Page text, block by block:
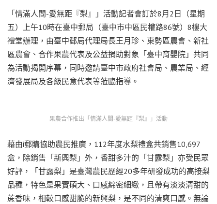
「情滿人間-愛無距『梨』」活動記者會訂於8月2日（星期
五）上午10時在臺中郵局（臺中市中區民權路86號）8樓大
禮堂辦理，由臺中郵局代理局長王月珍、東勢區農會、新社
區農會、合作果農代表及公益捐助對象「臺中育嬰院」共同
為活動揭開序幕，同時邀請臺中市政府社會局、農業局、經
濟發展局及各級民意代表等蒞臨指導。
果農合作推出「情滿人間-愛無距『梨』」活動
藉由i郵購協助農民推廣，112年度水梨禮盒共銷售10,697
盒，除銷售「新興梨」外，香甜多汁的「甘露梨」亦受民眾
好評，「甘露梨」是臺灣農民歷經20多年研發成功的高接梨
品種，特色是果實碩大、口感綿密細緻，且帶有淡淡清甜的
蔗香味，相較口感甜脆的新興梨，是不同的清爽口感。無論